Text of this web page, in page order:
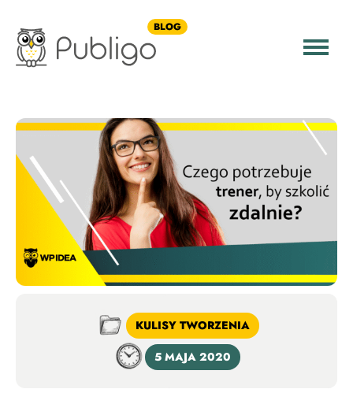
BLOG
KULISY TWORZENIA
5 MAJA 2020